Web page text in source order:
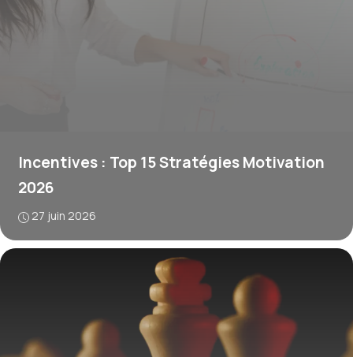
Incentives : Top 15 Stratégies Motivation
2026
27 juin 2026